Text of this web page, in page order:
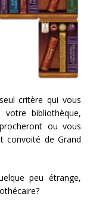
critère qui vous
votre bibliothèque,
ou vous
convoité de Grand
peu étrange,